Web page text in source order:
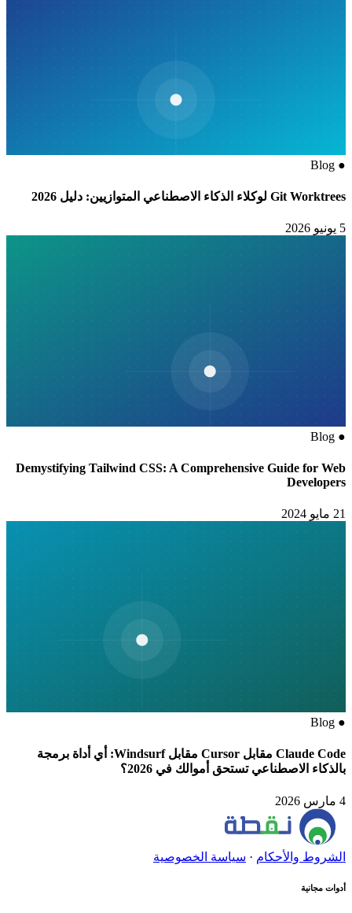
●
Blog
Git Worktrees لوكلاء الذكاء الاصطناعي المتوازيين: دليل 2026
●
Blog
Demystifying Tailwind CSS: A Comprehensive Guide for Web
Developers
21 مايو 2024
●
Blog
Claude Code مقابل Cursor مقابل Windsurf: أي أداة برمجة
بالذكاء الاصطناعي تستحق أموالك في 2026؟
الشروط والأحكام· سياسة الخصوصية
أدوات مجانية